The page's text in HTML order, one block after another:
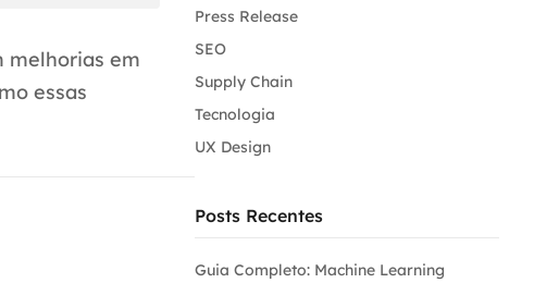
melhorias em
essas
Press Release
SEO
Supply Chain
Tecnologia
UX Design
Posts Recentes
Guia Completo: Machine Learning